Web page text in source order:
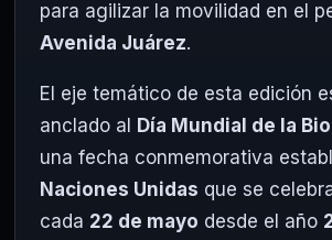
para agilizar la movilidad en el
Avenida Juárez.
El eje temático de esta edición
anclado al Día Mundial de la
una fecha conmemorativa
Naciones Unidas que se
cada 22 de mayo desde el año